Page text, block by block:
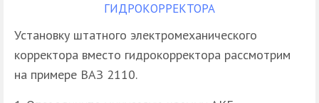
ГИДРОКОРРЕКТОРА
Установку штатного электромеханического
корректора вместо гидрокорректора рассмотрим
на примере ВАЗ 2110.